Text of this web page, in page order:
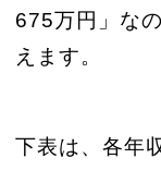
675万円」な
えます。
下表は、各年